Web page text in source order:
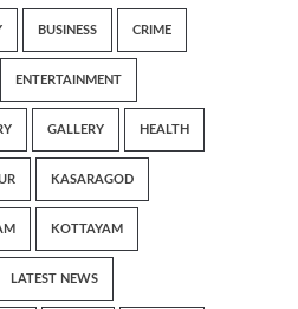
BUSINESS CRIME
ENTERTAINMENT
GALLERY HEALTH
KASARAGOD
KOTTAYAM
LATEST NEWS